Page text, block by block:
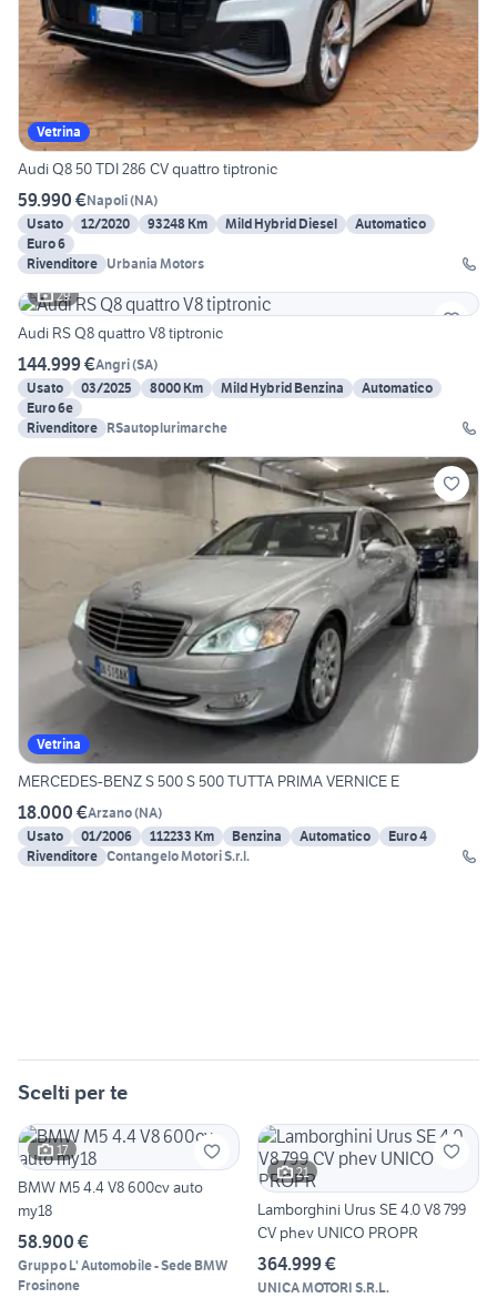
Vetrina
Audi Q8 50 TDI 286 CV quattro tiptronic
59.990 €Napoli(NA)
Usato
12/2020 93248 Km Mild Hybrid Diesel
Automatico
Euro 6
Rivenditore Urbania Motors
29
Audi RS Q8 quattro V8 tiptronic
144.999 €Angri(SA)
Usato
03/2025 8000 Km Mild Hybrid Benzina
Automatico
Euro 6e
Rivenditore RSautoplurimarche
Vetrina
MERCEDES-BENZ S 500 S 500 TUTTA PRIMA VERNICE E
18.000 €Arzano(NA)
Usato
01/2006 112233 Km Benzina Automatico
Euro 4
Rivenditore Contangelo Motori S.r.l.
Scelti per te
17
BMW M5 4.4 V8 600cv auto
my18
58.900 €
Gruppo L' Automobile - Sede BMW
Frosinone
21
Lamborghini Urus SE 4.0 V8 799
CV phev UNICO PROPR
364.999 €
UNICA MOTORI S.R.L.